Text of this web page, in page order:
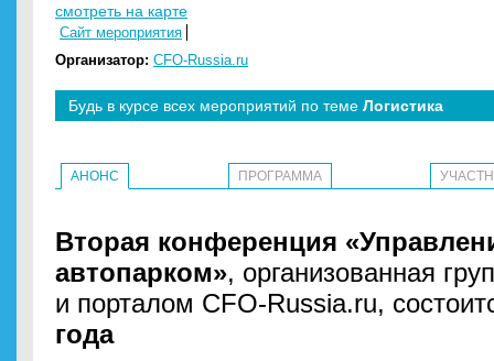
смотреть на карте
Сайт мероприятия
Организатор: CFO-Russia.ru
Будь в курсе всех мероприятий по теме Логистика
АНОНС ПРОГРАММА
Вторая конференция
автопарком», организованная
и порталом CFO-Russia.ru,
года